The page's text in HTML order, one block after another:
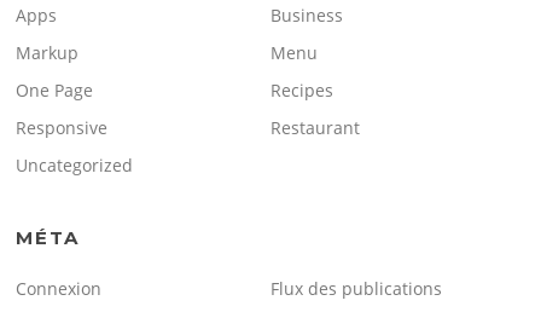
Apps
Business
Markup
Menu
One Page
Recipes
Responsive
Restaurant
Uncategorized
MÉTA
Connexion
Flux des publications